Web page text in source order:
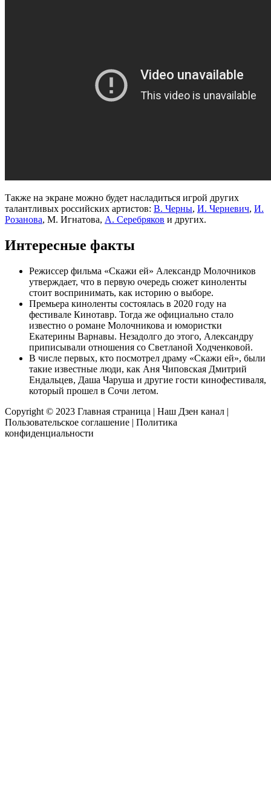
Также на экране можно будет насладиться игрой других
талантливых российских артистов: В. Черны, И. Черневич, И.
Розанова, М. Игнатова, А. Серебряков и других.
Интересные факты
Режиссер фильма «Скажи ей» Александр Молочников
утверждает, что в первую очередь сюжет киноленты
стоит воспринимать, как историю о выборе.
Премьера киноленты состоялась в 2020 году на
фестивале Кинотавр. Тогда же официально стало
известно о романе Молочникова и юмористки
Екатерины Варнавы. Незадолго до этого, Александру
приписывали отношения со Светланой Ходченковой.
В числе первых, кто посмотрел драму «Скажи ей», были
такие известные люди, как Аня Чиповская Дмитрий
Ендальцев, Даша Чаруша и другие гости кинофестиваля,
который прошел в Сочи летом.
Copyright © 2023 Главная страница | Наш Дзен канал |
Пользовательское соглашение | Политика
конфиденциальности